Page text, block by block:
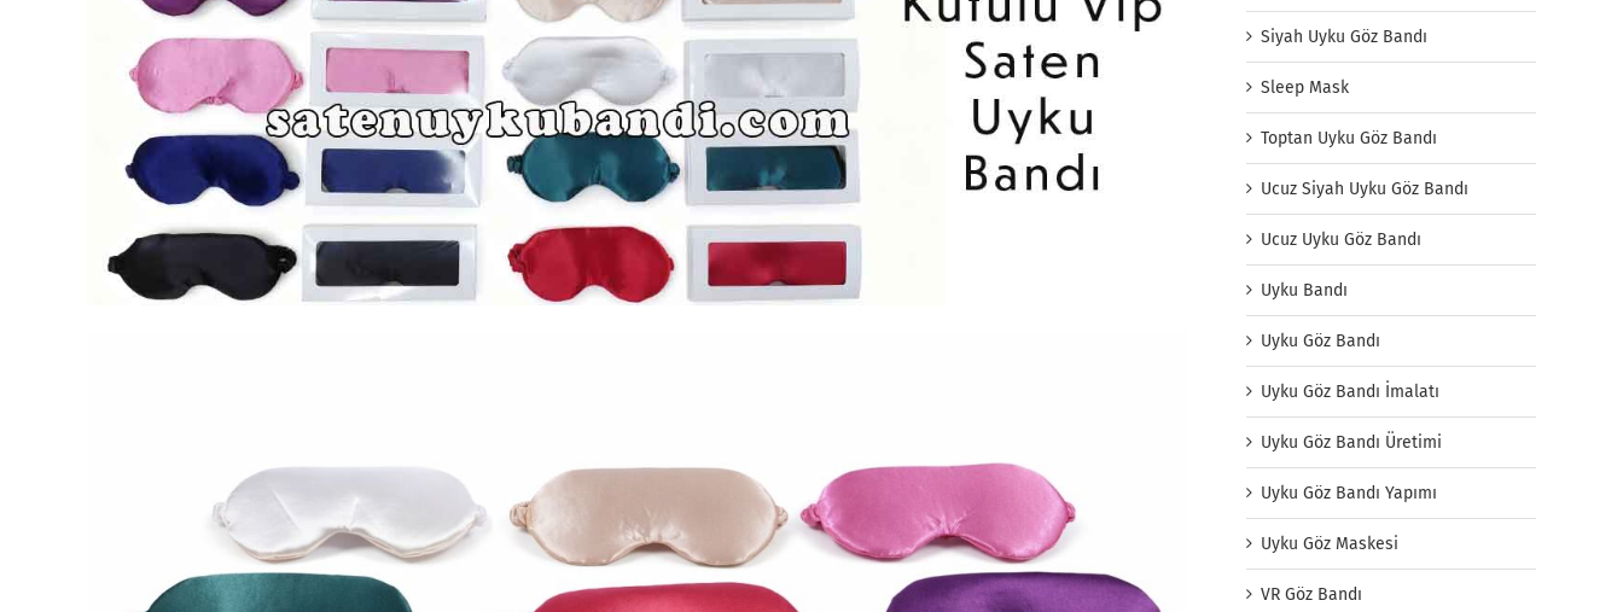
Siyah Uyku Göz Bandı
Sleep Mask
Toptan Uyku Göz Bandı
Ucuz Siyah Uyku Göz Bandı
Ucuz Uyku Göz Bandı
Uyku Bandı
Uyku Göz Bandı
Uyku Göz Bandı İmalatı
Uyku Göz Bandı Üretimi
Uyku Göz Bandı Yapımı
Uyku Göz Maskesi
VR Göz Bandı